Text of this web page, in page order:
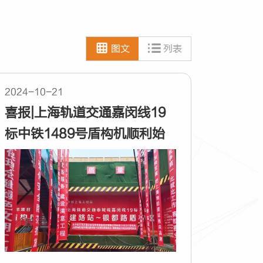
图文 列表
2024-10-21
喜报|上海轨道交通嘉闵线19
标中铁1489号盾构机顺利始
发